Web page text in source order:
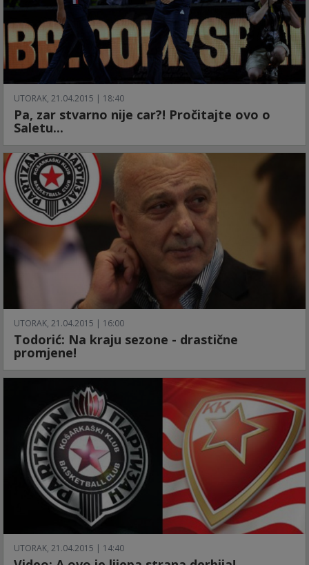
UTORAK, 21.04.2015 | 18:40
Pa, zar stvarno nije car?! Pročitajte ovo o
Saletu...
UTORAK, 21.04.2015 | 16:00
Todorić: Na kraju sezone - drastične
promjene!
UTORAK, 21.04.2015 | 14:40